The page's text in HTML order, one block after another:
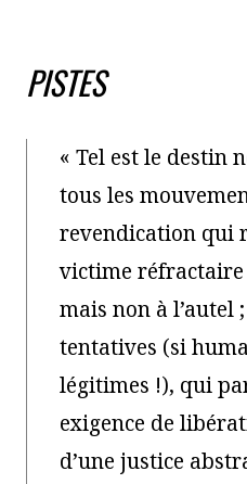
PISTES
« Tel est le destin
tous les
revendication qui
victime réfractaire
mais non à l’autel
tentatives (si
légitimes !), qui
exigence de
d’une justice